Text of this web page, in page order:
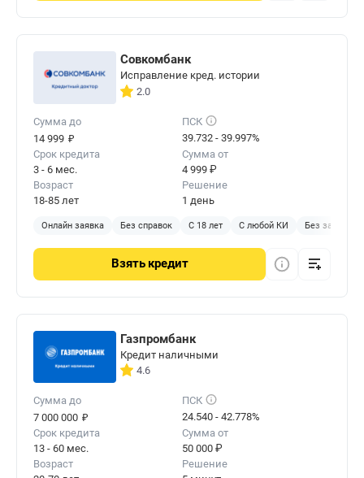
Совкомбанк
Исправление кред. истории
2.0
Сумма до
14 999 ₽
ПСК
39.732 - 39.997%
Срок кредита
3 - 6 мес.
Сумма от
4 999 ₽
Возраст
18-85 лет
Решение
1 день
Онлайн заявка Без справок С 18 лет С любой КИ Без залога
Взять кредит
Газпромбанк
Кредит наличными
4.6
Сумма до
7 000 000 ₽
ПСК
24.540 - 42.778%
Срок кредита
13 - 60 мес.
Сумма от
50 000 ₽
Возраст
Решение